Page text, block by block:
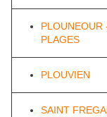
PLOUNEOUR
PLAGES
PLOUVIEN
SAINT